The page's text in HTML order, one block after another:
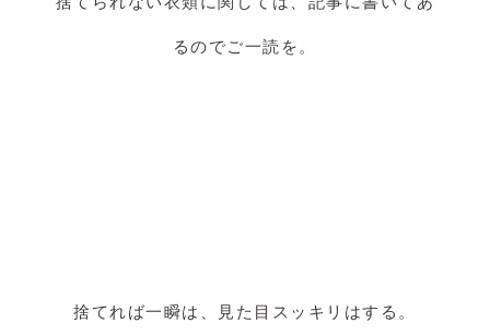
るのでご一読を。
捨てれば一瞬は、見た目スッキリはする。